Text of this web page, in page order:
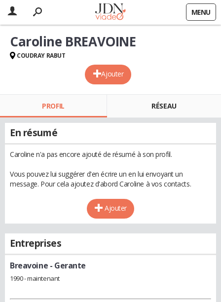
MENU
Ajouter
Caroline BREAVOINE
COUDRAY RABUT
PROFIL RÉSEAU
En résumé
Caroline n'a pas encore ajouté de résumé à son profil.
Vous pouvez lui suggérer d'en écrire un en lui envoyant un
message. Pour cela ajoutez d'abord Caroline à vos contacts.
Ajouter
Entreprises
Breavoine - Gerante
1990 - maintenant